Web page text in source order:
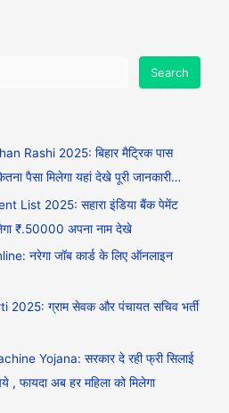
Search
Rashi 2025: बिहार मैट्रिक पास
पैसा मिलेगा यहां देखे पूरी जानकारी…
List 2025: सहारा इंडिया बैंक पेमेंट
₹.50000 अपना नाम देखे
नरेगा जॉब कार्ड के लिए ऑनलाइन
ग्राम सेवक और पंचायत सचिव भर्ती
Yojana: सरकार दे रही फ्री सिलाई
फायदा अब हर महिला को मिलेगा